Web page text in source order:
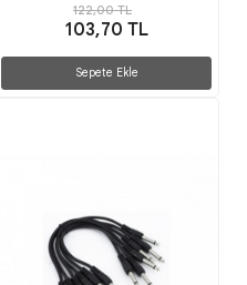
122,00 TL
103,70 TL
Sepete Ekle